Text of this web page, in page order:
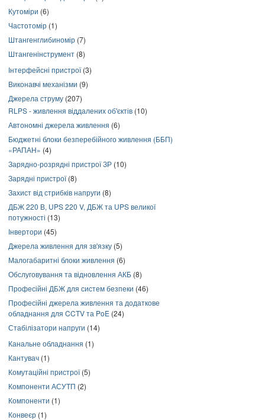
Кутоміри (6)
Частотомір (1)
Штангенглибиномір (7)
Штангенінструмент (8)
Інтерфейсні пристрої(3)
Виконавчі механізми (9)
Джерела струму (207)
RLPS - живлення віддалених об'єктів (10)
Автономні джерела живлення (6)
Бюджетні блоки безперебійного живлення (ББП)
«РАПАН» (4)
Зарядно-розрядні пристрої ЗР (10)
Зарядні пристрої(8)
Захист від стрибків напруги (8)
ДБЖ 220 В, UPS 220 V, ДБЖ та UPS великої
потужності (13)
Інвертори (45)
Джерела живлення для зв'язку (5)
Малогабаритні блоки живлення (6)
Обслуговування та відновлення АКБ (8)
Професійні ДБЖ для систем безпеки (46)
Професійні джерела живлення та додаткове
обладнання для CCTV та PoE (24)
Стабілізатори напруги (14)
Канальне обладнання (1)
Кантувач (1)
Комутаційні пристрої(5)
Компоненти АСУТП (2)
Компоненти (1)
Конвеєр (1)